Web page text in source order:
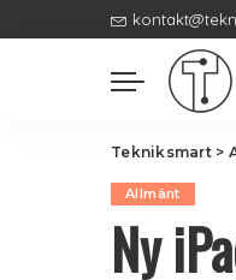
Tekniksmart>
Allmänt
Ny